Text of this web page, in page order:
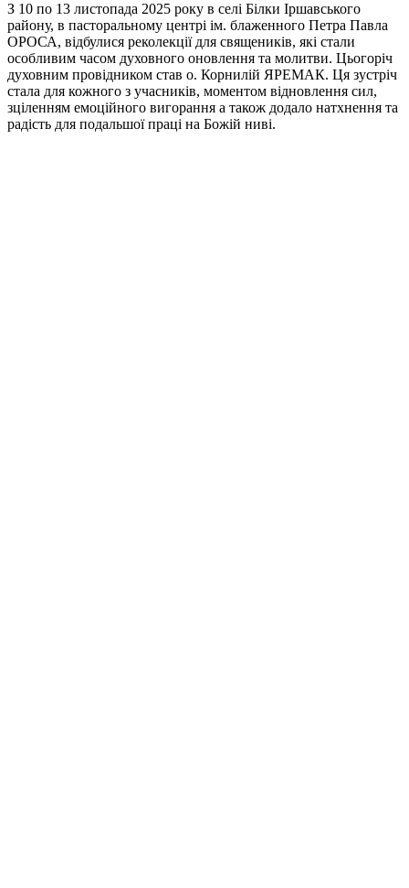
З 10 по 13 листопада 2025 року в селі Білки Іршавського
району, в пасторальному центрі ім. блаженного Петра Павла
ОРОСА, відбулися реколекції для священиків, які стали
особливим часом духовного оновлення та молитви. Цьогоріч
духовним провідником став о. Корнилій ЯРЕМАК. Ця зустріч
стала для кожного з учасників, моментом відновлення сил,
зціленням емоційного вигорання а також додало натхнення та
радість для подальшої праці на Божій ниві.